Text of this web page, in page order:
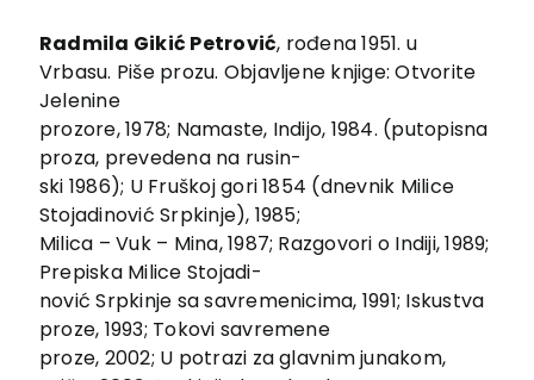
O nama
Knjige
U pripremi
Akcija
Autori
Vesti
EU PROJEKTI
Kontakt
Radmila Gikić Petrović, rođena 1951. u
Vrbasu. Piše prozu. Objavljene knjige: Otvorite
Jelenine
prozore, 1978; Namaste, Indijo, 1984. (putopisna
proza, prevedena na rusin-
ski 1986); U Fruškoj gori 1854 (dnevnik Milice
Stojadinović Srpkinje), 1985;
Milica – Vuk – Mina, 1987; Razgovori o Indiji, 1989;
Prepiska Milice Stojadi-
nović Srpkinje sa savremenicima, 1991; Iskustva
proze, 1993; Tokovi savremene
proze, 2002; U potrazi za glavnim junakom,